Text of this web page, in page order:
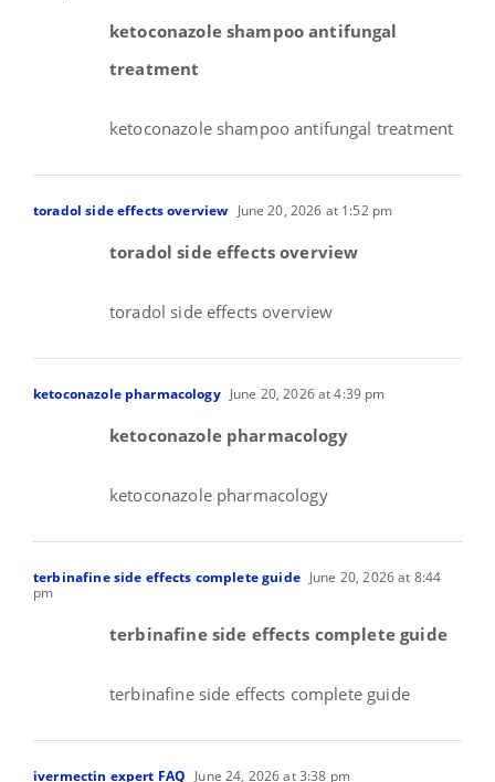
ketoconazole shampoo antifungal
treatment
ketoconazole shampoo antifungal treatment
toradol side effects overview June 20, 2026 at 1:52 pm
toradol side effects overview
toradol side effects overview
ketoconazole pharmacology June 20, 2026 at 4:39 pm
ketoconazole pharmacology
ketoconazole pharmacology
terbinafine side effects complete guide June 20, 2026 at 8:44
pm
terbinafine side effects complete guide
terbinafine side effects complete guide
ivermectin expert FAQ June 24, 2026 at 3:38 pm